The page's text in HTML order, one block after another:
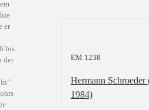
EM 1238
Hermann Schroeder
1984)
er
bis
der